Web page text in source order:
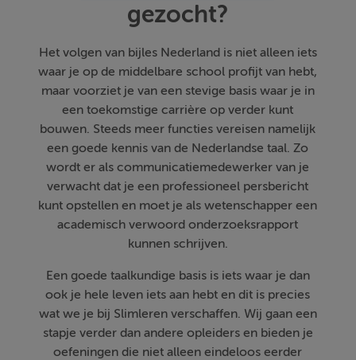
gezocht?
Het volgen van bijles Nederland is niet alleen iets
waar je op de middelbare school profijt van hebt,
maar voorziet je van een stevige basis waar je in
een toekomstige carrière op verder kunt
bouwen. Steeds meer functies vereisen namelijk
een goede kennis van de Nederlandse taal. Zo
wordt er als communicatiemedewerker van je
verwacht dat je een professioneel persbericht
kunt opstellen en moet je als wetenschapper een
academisch verwoord onderzoeksrapport
kunnen schrijven.
Een goede taalkundige basis is iets waar je dan
ook je hele leven iets aan hebt en dit is precies
wat we je bij Slimleren verschaffen. Wij gaan een
stapje verder dan andere opleiders en bieden je
oefeningen die niet alleen eindeloos eerder